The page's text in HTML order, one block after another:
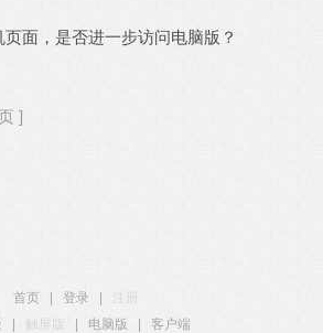
面，是否进一步访问电脑版？
]
首页 登录
注册
触屏版 电脑版
客户端